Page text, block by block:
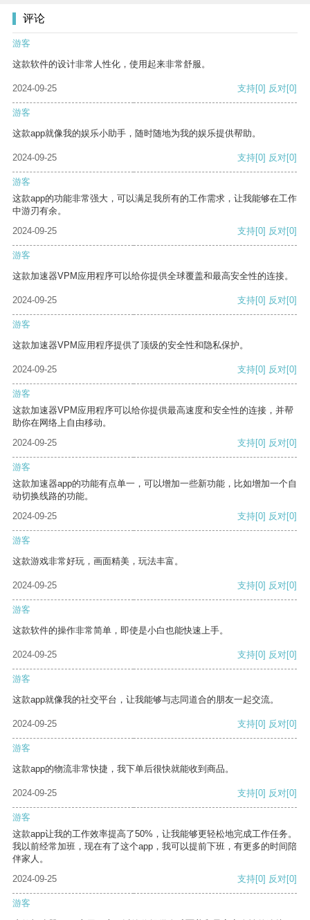
评论
游客
这款软件的设计非常人性化，使用起来非常舒服。
2024-09-25 支持[0] 反对[0]
游客
这款app就像我的娱乐小助手，随时随地为我的娱乐提供帮助。
2024-09-25 支持[0] 反对[0]
游客
这款app的功能非常强大，可以满足我所有的工作需求，让我能够在工作
中游刃有余。
2024-09-25
支持[0] 反对[0]
游客
这款加速器VPM应用程序可以给你提供全球覆盖和最高安全性的连接。
2024-09-25 支持[0] 反对[0]
游客
这款加速器VPM应用程序提供了顶级的安全性和隐私保护。
2024-09-25 支持[0] 反对[0]
游客
这款加速器VPM应用程序可以给你提供最高速度和安全性的连接，并帮
助你在网络上自由移动。
2024-09-25
支持[0] 反对[0]
游客
这款加速器app的功能有点单一，可以增加一些新功能，比如增加一个自
动切换线路的功能。
2024-09-25
支持[0] 反对[0]
游客
这款游戏非常好玩，画面精美，玩法丰富。
2024-09-25 支持[0] 反对[0]
游客
这款软件的操作非常简单，即使是小白也能快速上手。
2024-09-25 支持[0] 反对[0]
游客
这款app就像我的社交平台，让我能够与志同道合的朋友一起交流。
2024-09-25 支持[0] 反对[0]
游客
这款app的物流非常快捷，我下单后很快就能收到商品。
2024-09-25 支持[0] 反对[0]
游客
这款app让我的工作效率提高了50%，让我能够更轻松地完成工作任务。
我以前经常加班，现在有了这个app，我可以提前下班，有更多的时间陪
伴家人。
2024-09-25
支持[0] 反对[0]
游客